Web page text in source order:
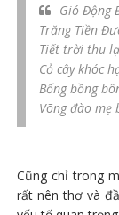
Gió Động
Trăng Tiền
Tiết trời thu
Cỏ cây khóc
Bống bồng
Võng đào mẹ
Cũng chỉ trong
rất nên thơ và